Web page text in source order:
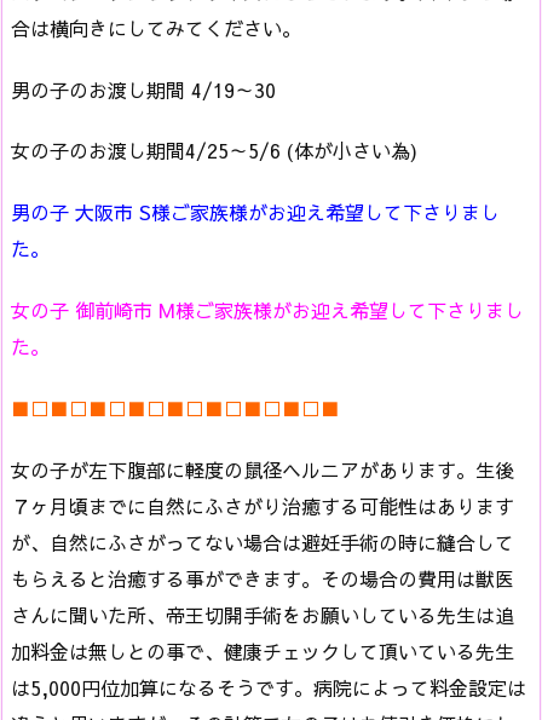
合は横向きにしてみてください。
男の子のお渡し期間 4/19～30
女の子のお渡し期間4/25～5/6 (体が小さい為)
男の子 大阪市 S様ご家族様がお迎え希望して下さりまし
た。
女の子 御前崎市 M様ご家族様がお迎え希望して下さりまし
た。
■□■□■□■□■□■□■□■□■
女の子が左下腹部に軽度の鼠径ヘルニアがあります。生後
７ヶ月頃までに自然にふさがり治癒する可能性はあります
が、自然にふさがってない場合は避妊手術の時に縫合して
もらえると治癒する事ができます。その場合の費用は獣医
さんに聞いた所、帝王切開手術をお願いしている先生は追
加料金は無しとの事で、健康チェックして頂いている先生
は5,000円位加算になるそうです。病院によって料金設定は